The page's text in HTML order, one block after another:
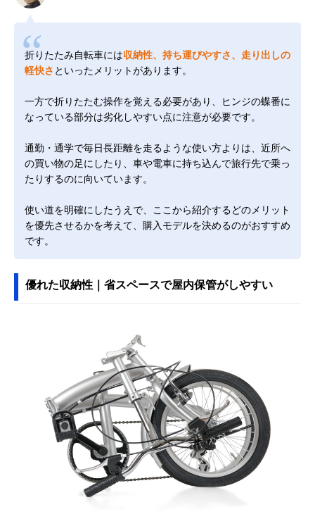
折りたたみ自転車には収納性、持ち運びやすさ、走り出しの
軽快さ といったメリットがあります。
一方で折りたたむ操作を覚える必要があり、ヒンジの蝶番に
なっている部分は劣化しやすい点に注意が必要です。
通勤・通学で毎日長距離を走るような使い方よりは、近所へ
の買い物の足にしたり、車や電車に持ち込んで旅行先で乗っ
たりするのに向いています。
使い道を明確にしたうえで、ここから紹介するどのメリット
を優先させるかを考えて、購入モデルを決めるのがおすすめ
です。
優れた収納性｜省スペースで屋内保管がしやすい